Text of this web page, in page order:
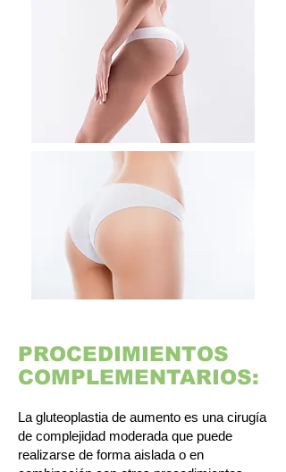
PROCEDIMIENTOS
COMPLEMENTARIOS:
La gluteoplastia de aumento es una cirugía
de complejidad moderada que puede
realizarse de forma aislada o en